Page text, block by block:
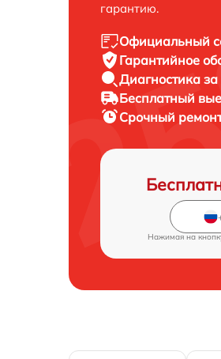
гарантию.
Официальный
Гарантийное
Диагностика за
Бесплатный
Срочный
Нажимая на